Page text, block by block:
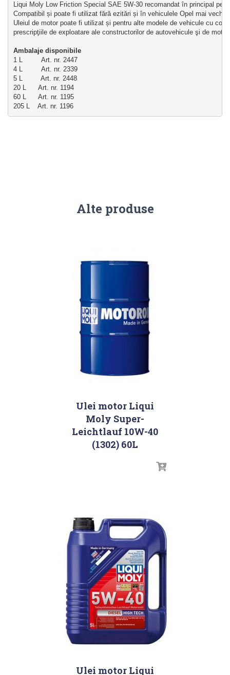
Liqui Moly Low Friction Special SAE 5W-30 recomandat în principal
Compatibil și poate fi utilizat fără ezitări și în vehiculele Opel mai vechi.
Uleiul de motor poate fi utilizat și pentru alte modele de vehicule cu
prescripţiile de exploatare ale constructorilor de autovehicule şi de
Ambalaje disponibile
1 L         Art. nr. 2447
4 L         Art. nr. 2339
5 L         Art. nr. 2448
20 L      Art. nr. 1194
60 L      Art. nr. 1195
205 L    Art. nr. 1196
Alte produse
Ulei motor Liqui
Moly Super-
Leichtlauf 10W-40
(1302) 60L
Ulei motor Liqui